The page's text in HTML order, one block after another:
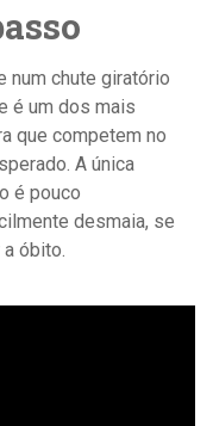
num chute giratório
é um dos mais
que competem no
A única
é pouco
desmaia, se
óbito.